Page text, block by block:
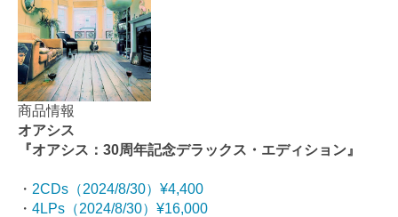
商品情報
オアシス
『オアシス：30周年記念デラックス・エディション』
・ 2CDs（2024/8/30）¥4,400
・ 4LPs（2024/8/30）¥16,000